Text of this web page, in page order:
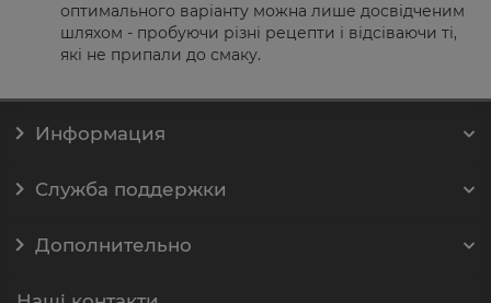
оптимального варіанту можна лише досвідченим
шляхом - пробуючи різні рецепти і відсіваючи ті,
які не припали до смаку.
Информация
Служба поддержки
Дополнительно